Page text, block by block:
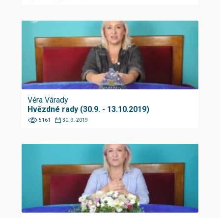
Věra Várady
Hvězdné rady (30.9. - 13.10.2019)
5161 30. 9. 2019